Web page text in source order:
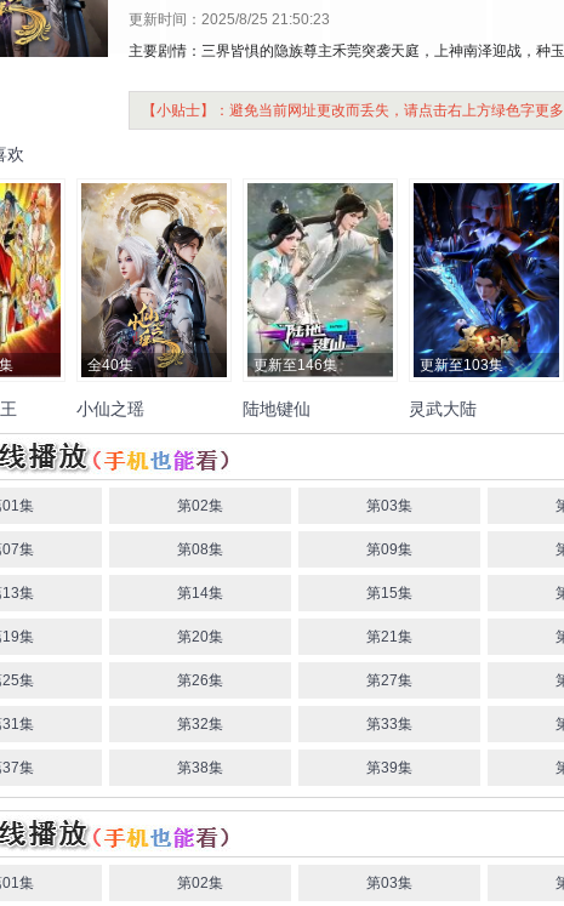
更新时间：2025/8/25 21:50:23
主要剧情：三界皆惧的隐族尊主禾莞突袭天庭，上神南泽迎战，种
【小贴士】：避免当前网址更改而丢失，请点击右上方绿色字更
欢
哉
全40集
小仙之瑶
更新至146集
陆地键仙
更新至103集
灵武大陆
01集 第02集 第03集
07集 第08集 第09集
13集 第14集 第15集
19集 第20集 第21集
25集 第26集 第27集
31集 第32集 第33集
37集 第38集 第39集
01集 第02集 第03集